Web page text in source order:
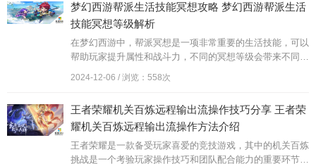
梦幻西游帮派生活技能冥想攻略 梦幻西游帮派生活
技能冥想等级解析
在梦幻西游中，帮派冥想是一项非常重要的生活技能，可以
帮助玩家提升属性和战斗力，不同的冥想等级会带来不同的
效果和收益，因此玩家需要通过不断提升冥想等级来提升自
己的实力。在帮派中冥想更是一个必不可少的技能，可以帮
攻略对于玩家和帮派来说都是非常重要的。
2024-12-06 / 浏览：558次
王者荣耀机关百炼远程输出流操作技巧分享 王者荣
耀机关百炼远程输出流操作方法介绍
王者荣耀是一款备受玩家喜爱的竞技游戏，其中的机关百炼
挑战是一个考验玩家操作技巧和团队配合能力的重要环节，